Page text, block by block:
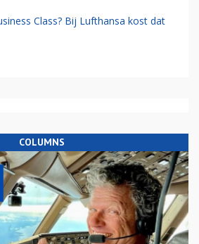
Class? Bij Lufthansa kost dat
COLUMNS